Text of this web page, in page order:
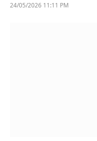
24/05/2026 11:11 PM